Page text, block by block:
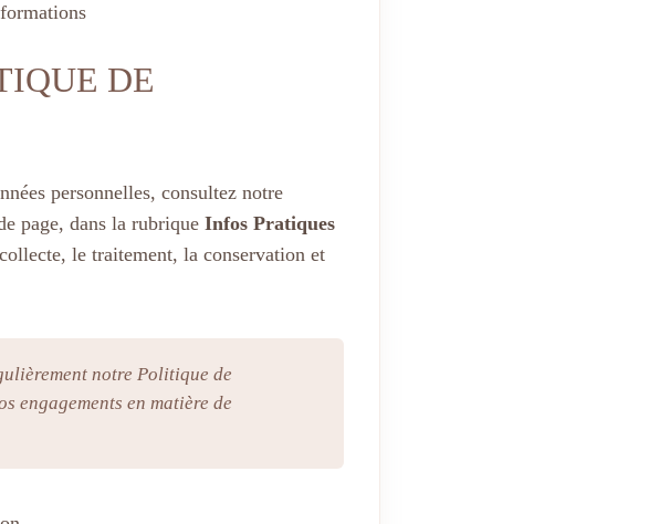
DE
personnelles, consultez notre
page, dans la rubrique Infos Pratiques
le traitement, la conservation et
notre Politique de
engagements en matière de